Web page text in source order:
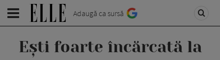
Adaugă ca sursă
Ești foarte încărcată la